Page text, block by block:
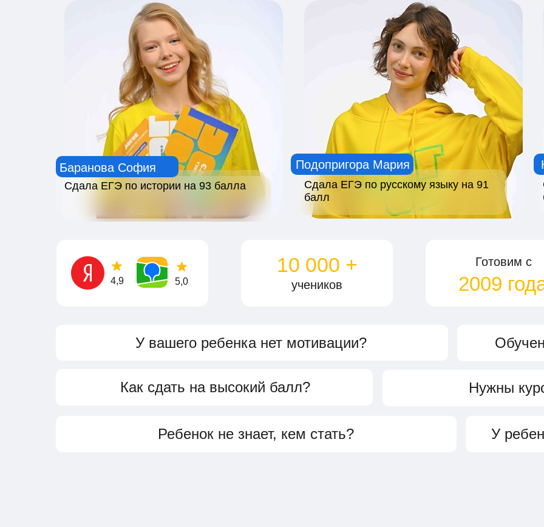
Подопригора Мария
Баранова София
Сдала ЕГЭ по истории на 93 балла
Сдала ЕГЭ по русскому языку на 91
балл
У вашего ребенка нет мотивации?
Ребенок не знает, кем стать? У
учеников
10 000 + Готовим c
2009
Нужны
4,9 5,0
Как сдать на высокий балл?